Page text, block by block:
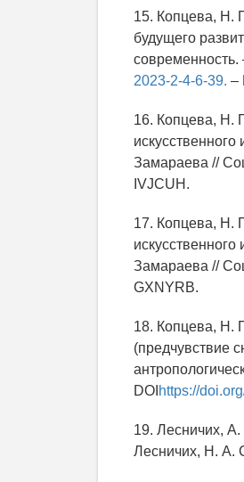
15. Копцева, Н.
будущего
2023-2-4-6-39. –
16. Копцева, Н.
Замараева //
IVJCUH.
17. Копцева, Н.
Замараева //
GXNYRB.
18. Копцева, Н.
(предчувствие
DOI https://
19. Лесничих,
Лесничих, Н. А.